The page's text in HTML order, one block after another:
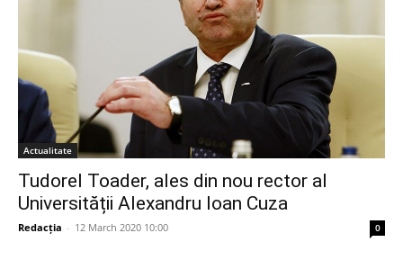
Actualitate
Tudorel Toader, ales din nou rector al
Universității Alexandru Ioan Cuza
Redacția - 12 March 2020 10:00 0